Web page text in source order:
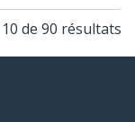
10 de 90 résultats